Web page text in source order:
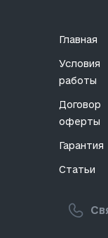
Главная
Условия
работы
Договор
оферты
Гарантия
Статьи